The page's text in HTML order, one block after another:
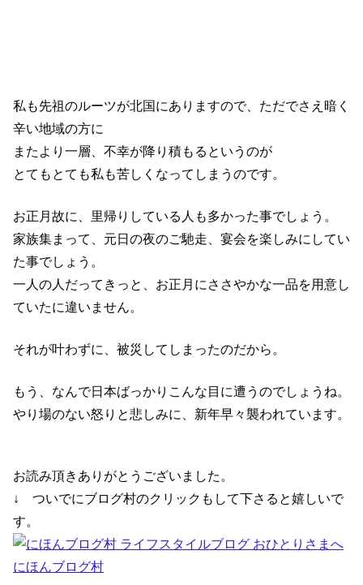
私も先祖のルーツが北国にありますので、ただでさえ暗く
辛い地域の方に
またより一層、不幸が降り積もるというのが
とてもとても私も苦しくなってしまうのです。
お正月故に、里帰りしている人も多かった事でしょう。
家族集まって、元日の夜のご馳走、宴会を楽しみにしてい
た事でしょう。
一人の人だってきっと、お正月にささやかな一品を用意し
ていたに違いません。
それが叶わずに、被災してしまったのだから。
もう、なんで日本ばっかりこんな目に遭うのでしょうね。
やり場のない怒りと悲しみに、新年早々襲われています。
お読み頂きありがとうございました。
↓ ついでにブログ村のクリックもして下さると嬉しいで
す。
にほんブログ村